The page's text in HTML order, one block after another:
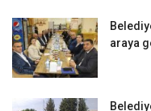
araya